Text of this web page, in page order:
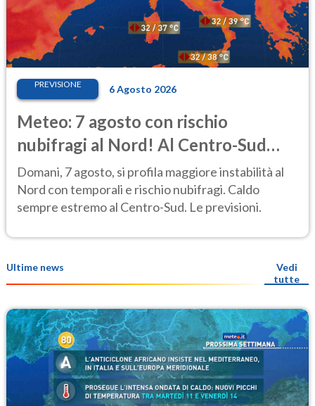
PREVISIONE 6 Agosto 2026
Meteo: 7 agosto con rischio
nubifragi al Nord! Al Centro-Sud
caldo estremo
Domani, 7 agosto, si profila maggiore instabilità al
Nord con temporali e rischio nubifragi. Caldo
sempre estremo al Centro-Sud. Le previsioni.
Ultime news
Vedi
tutte